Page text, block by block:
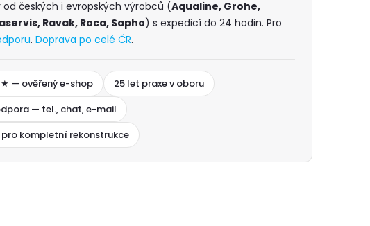
českých i evropských výrobců (Aqualine, Grohe,
Ravak, Roca, Sapho) s expedicí do 24 hodin. Pro
. Doprava po celé ČR.
— ověřený e-shop
25 let praxe v oboru
— tel., chat, e-mail
pro kompletní rekonstrukce